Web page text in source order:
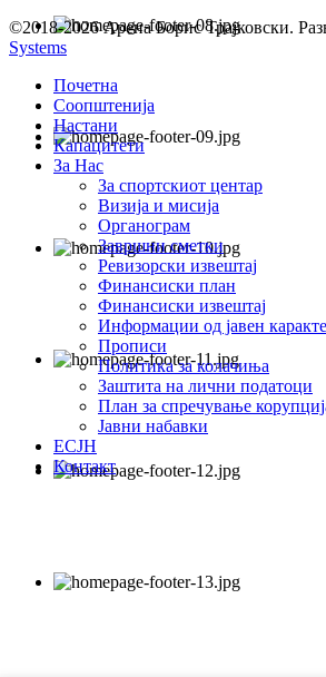
©2018-2026 Арена Борис Трајковски.
Systems
Почетна
Соопштенија
Настани
Капацитети
За Нас
За спортскиот центар
Визија и мисија
Органограм
Завршни сметки
Ревизорски извештај
Финансиски план
Финансиски извештај
Информации од јавен
Прописи
Политика за колачиња
Заштита на лични податоци
План за спречување
Јавни набавки
ЕСЈН
Контакт